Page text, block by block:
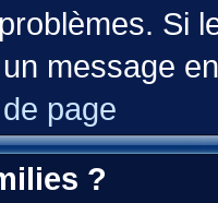
Si
message
page
?